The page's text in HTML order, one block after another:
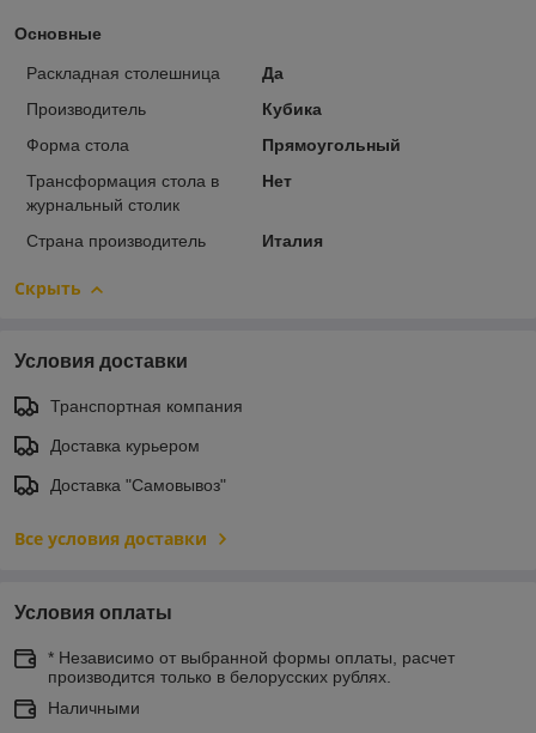
Основные
Раскладная столешница
Да
Производитель
Кубика
Форма стола
Прямоугольный
Трансформация стола в
журнальный столик
Нет
Страна производитель Италия
Скрыть
Условия доставки
Транспортная компания
Доставка курьером
Доставка "Самовывоз"
Все условия доставки
Условия оплаты
* Независимо от выбранной формы оплаты, расчет
производится только в белорусских рублях.
Наличными